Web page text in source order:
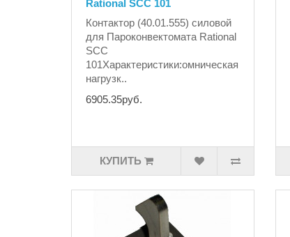
Rational SCC 101
Контактор (40.01.555) силовой
для Пароконвектомата Rational
SCC
101Характеристики:омническая
нагрузк..
6905.35руб.
КУПИТЬ